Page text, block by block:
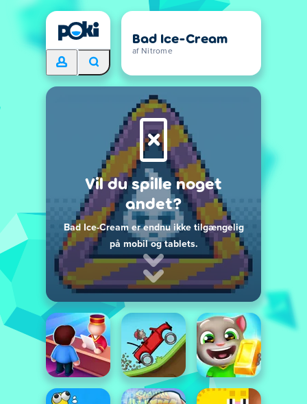
Bad Ice-Cream
af Nitrome
Vil du spille noget
andet?
Bad Ice-Cream er endnu ikke tilgængelig
på mobil og tablets.